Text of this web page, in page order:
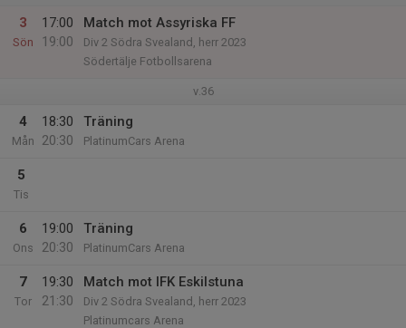
3
Sön
17:00
19:00
Match mot Assyriska FF
Div 2 Södra Svealand, herr 2023
Södertälje Fotbollsarena
v.36
4
Mån
18:30
20:30
Träning
PlatinumCars Arena
5
Tis
6
Ons
19:00
20:30
Träning
PlatinumCars Arena
7
Tor
19:30
21:30
Match mot IFK Eskilstuna
Div 2 Södra Svealand, herr 2023
Platinumcars Arena